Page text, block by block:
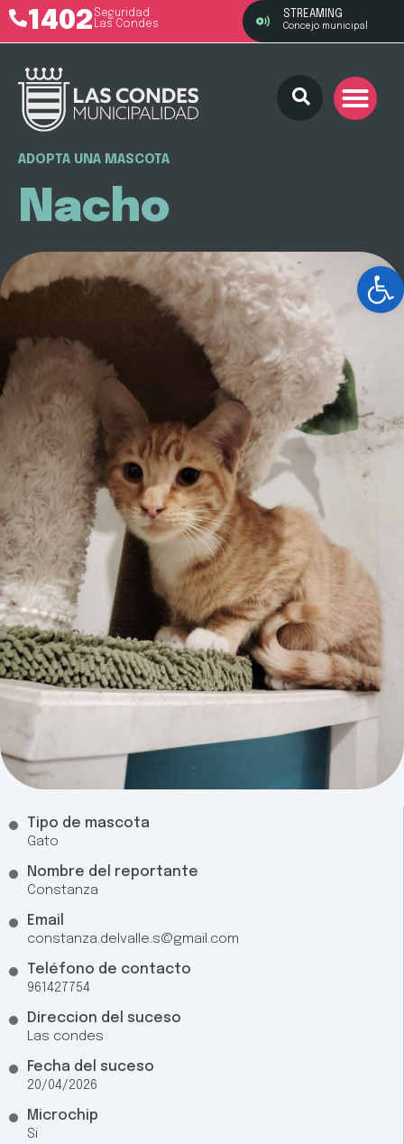
1402 Seguridad
Las Condes
STREAMING
Concejo municipal
ADOPTA UNA MASCOTA
Nacho
Tipo de mascota
Gato
Nombre del reportante
Constanza
Email
constanza.delvalle.s@gmail.com
Teléfono de contacto
961427754
Direccion del suceso
Las condes
Fecha del suceso
20/04/2026
Microchip
Si